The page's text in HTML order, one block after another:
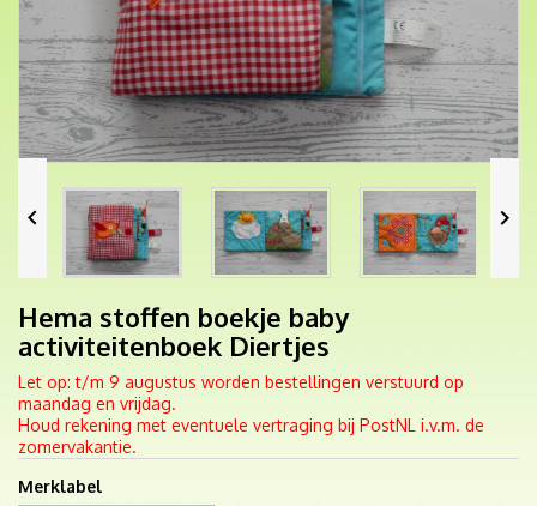
 
Hema stoffen boekje baby
activiteitenboek Diertjes
Let op: t/m 9 augustus worden bestellingen verstuurd op
maandag en vrijdag.
Houd rekening met eventuele vertraging bij PostNL i.v.m. de
zomervakantie.
Merklabel